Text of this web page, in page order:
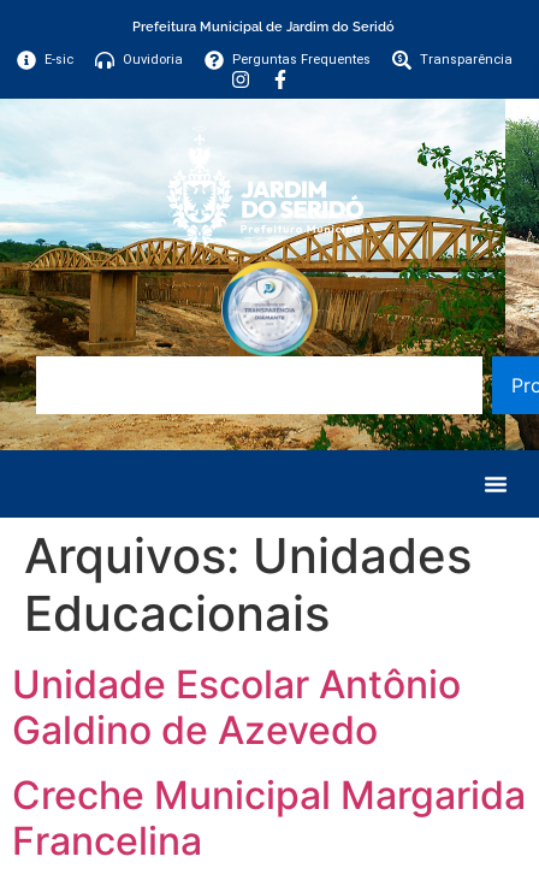
Prefeitura Municipal de Jardim do Seridó
E-sic Ouvidoria Perguntas Frequentes Transparência
Arquivos: Unidades
Educacionais
Unidade Escolar Antônio
Galdino de Azevedo
Creche Municipal Margarida
Francelina